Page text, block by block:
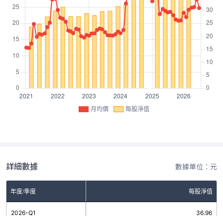
月均價 每股淨值
詳細數據 數據單位：元
年度/季度 每股淨值
2026-Q1 36.96